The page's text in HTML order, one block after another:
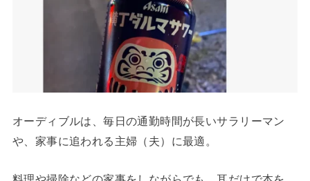
オーディブルは、毎日の通勤時間が長いサラリーマン
や、家事に追われる主婦（夫）に最適。